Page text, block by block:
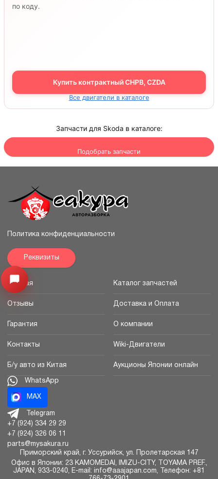
по коду.
Купить контрактный CHPB, CZDA
Все двигатели в каталоге
Запчасти для Skoda в каталоге:
Подобрать запчасти
Открыть меню
Политика конфиденциальности
Реквизиты
Главная Каталог запчастей
Отзывы Доставка и Оплата
Гарантия О компании
Контакты Wiki-Двигатели
Б/у авто из Китая Аукционы Японии онлайн
WhatsApp
MAX
Telegram
+7 (924) 334 29 29
+7 (924) 326 06 11
parts@mysakura.ru
Приморский край, г. Уссурийск, ул. Пролетарская 147
Офис в Японии: 23 KAMOMEDAI, IMIZU-CITY, TOYAMA PREF.,
JAPAN, 933-0240, E-mail: info@aaajapan.com, Телефон: +81